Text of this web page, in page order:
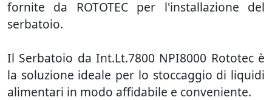
fornite da ROTOTEC per l'installazione del
serbatoio.
Il Serbatoio da Int.Lt.7800 NPI8000 Rototec è
la soluzione ideale per lo stoccaggio di liquidi
alimentari in modo affidabile e conveniente.